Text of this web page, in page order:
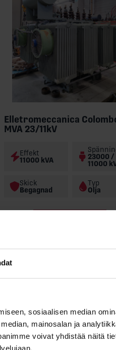
sosiaalisen median
mainosalan ja
voivat yhdistää näitä
Elletromeccanica
MVA 23/11kV
Effekt
11000 kVA
23000 /
11000
Skick
Begagnad
Typ
Olja